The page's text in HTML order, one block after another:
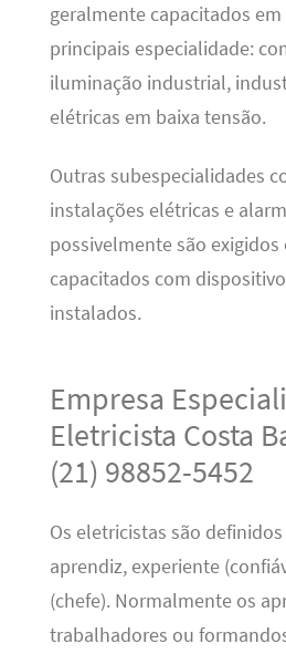
geralmente capacitados
principais especialidade:
iluminação industrial,
elétricas em baixa tensão.
Outras subespecialidades
instalações elétricas e
possivelmente são exigidos
capacitados com
instalados.
Empresa
Eletricista Costa
(21) 98852-5452
Os eletricistas são
aprendiz, experiente
(chefe). Normalmente os
trabalhadores ou